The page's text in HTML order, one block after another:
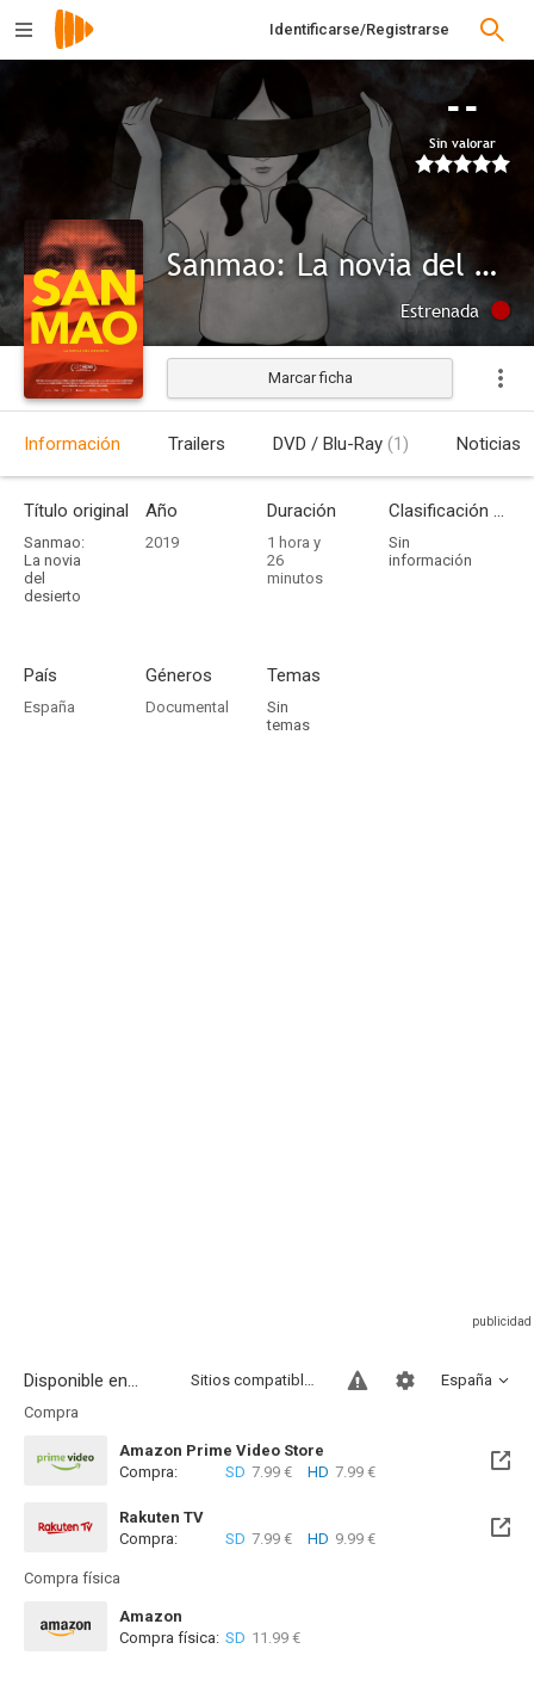
Identificarse/Registrarse
--
Sin valorar
Sanmao: La novia del desierto
Estrenada
Marcar ficha
Información Trailers DVD / Blu-Ray (1) Noticias
Título original
Sanmao:
La novia
del
desierto
Año
2019
Duración
1 hora y
26
minutos
Clasificación por edades
Sin
información
País
España
Géneros
Documental
Temas
Sin
temas
Disponible en... España
Sitios compatibles
Compra
Amazon Prime Video Store
Compra:
SD 7.99 € HD 7.99 €
Rakuten TV
Compra:
SD 7.99 € HD 9.99 €
Compra física
Amazon
Compra física: SD 11.99 €